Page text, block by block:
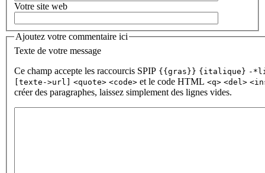
Votre site web
Ajoutez votre commentaire ici
Texte de votre message
Ce champ accepte les raccourcis SPIP {{gras}} {italique} -
[texte->url] <quote> <code> et le code HTML <q> <del>
créer des paragraphes, laissez simplement des lignes vides.